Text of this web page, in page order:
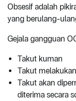
Obsesif adalah
yang berulang-
Gejala gangguan
Takut kuman
Takut
Takut akan
diterima secara